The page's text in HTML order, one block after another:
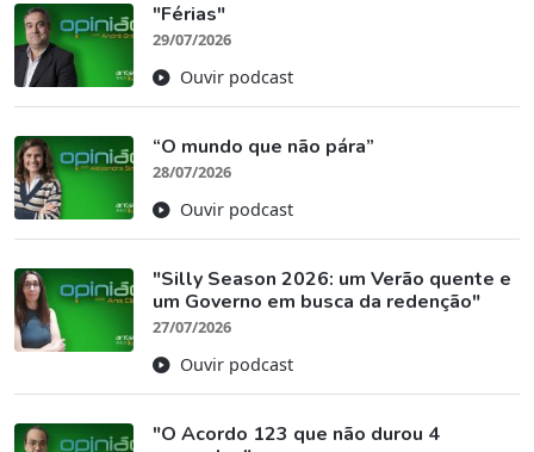
"Férias"
29/07/2026
Ouvir podcast
“O mundo que não pára”
28/07/2026
Ouvir podcast
"Silly Season 2026: um Verão quente e
um Governo em busca da redenção"
27/07/2026
Ouvir podcast
"O Acordo 123 que não durou 4